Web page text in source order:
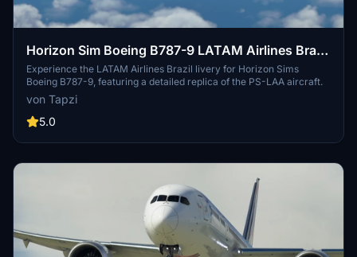
Horizon Sim Boeing B787-9 LATAM Airlines Brazil
| 4K
Experience the LATAM Airlines Brazil livery for Horizon Sims
Boeing B787-9, featuring a detailed replica of the PS-LAA aircraft.
von Tapzi
5.0